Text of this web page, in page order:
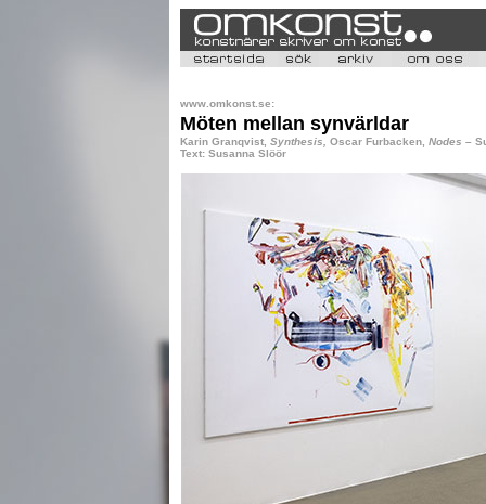
www.omkonst.se:
Möten mellan synvärldar
Karin Granqvist, Synthesis, Oscar Furbacken, Nodes –
Text: Susanna Slöör